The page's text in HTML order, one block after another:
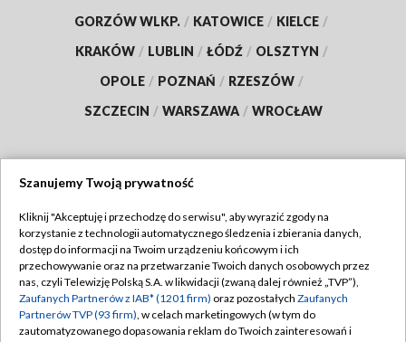
GORZÓW WLKP. / KATOWICE / KIELCE /
KRAKÓW / LUBLIN / ŁÓDŹ / OLSZTYN /
OPOLE / POZNAŃ / RZESZÓW /
SZCZECIN / WARSZAWA / WROCŁAW
TVP
Abonament TVP
Emisja w TVP
Centrum informacji TVP
Regulamin TVP
Polityka prywatności
Moje zgody
Szanujemy Twoją prywatność
Kliknij "Akceptuję i przechodzę do serwisu", aby wyrazić zgody na
korzystanie z technologii automatycznego śledzenia i zbierania danych,
dostęp do informacji na Twoim urządzeniu końcowym i ich
przechowywanie oraz na przetwarzanie Twoich danych osobowych przez
nas, czyli Telewizję Polską S.A. w likwidacji (zwaną dalej również „TVP”),
Zaufanych Partnerów z IAB* (1201 firm) oraz pozostałych Zaufanych
Partnerów TVP (93 firm), w celach marketingowych (w tym do
zautomatyzowanego dopasowania reklam do Twoich zainteresowań i